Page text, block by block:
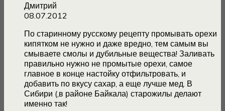
Дмитрий
08.07.2012
По старинному русскому рецепту промывать орехи
кипятком не нужно и даже вредно, тем самым вы
смываете смолы и дубильные вещества! Заливать
правильно нужно не промытые орехи, самое
главное в конце настойку отфильтровать, и
добавить по вкусу сахар, а еще лучше мед. В
Сибири (,в районе Байкала) старожилы делают
именно так!